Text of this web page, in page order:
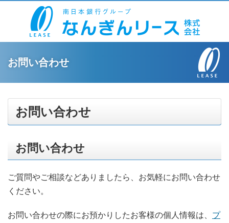
お問い合わせ
お問い合わせ
お問い合わせ
ご質問やご相談などありましたら、お気軽にお問い合わせ
ください。
お問い合わせの際にお預かりしたお客様の個人情報は、 プ